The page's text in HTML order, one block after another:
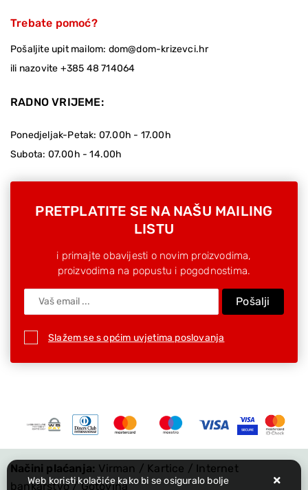
Trebate pomoć?
Pošaljite upit mailom: dom@dom-krizevci.hr
ili nazovite +385 48 714064
RADNO VRIJEME:
Ponedjeljak-Petak: 07.00h - 17.00h
Subota: 07.00h - 14.00h
PRETPLATITE SE NA NAŠU MAILING
LISTU
i primajte obavijesti o novim proizvodima,
proizvodima na popustu i pogodnostima.
Pošalji
Slažem se s općim uvjetima poslovanja
Načini plaćanja: Virman / Kartice / Internet
bankarstvo / Gotovina
Web koristi kolačiće kako bi se osiguralo bolje